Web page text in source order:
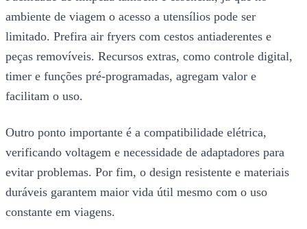
ambiente de viagem o acesso a utensílios pode ser
limitado. Prefira air fryers com cestos antiaderentes e
peças removíveis. Recursos extras, como controle digital,
timer e funções pré-programadas, agregam valor e
facilitam o uso.
Outro ponto importante é a compatibilidade elétrica,
verificando voltagem e necessidade de adaptadores para
evitar problemas. Por fim, o design resistente e materiais
duráveis garantem maior vida útil mesmo com o uso
constante em viagens.